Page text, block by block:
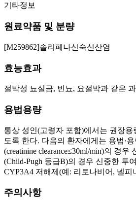
기타정보
원료약품 및 분량
[M259862]솔리페나신숙신산염
효능효과
절박성 뇨실금, 빈뇨, 요절박과 같은
용법용량
통상 성인(고령자 포함)에서는 권장
도록 한다. 다음의 환자에게는 용법·
(creatinine clearance≤30ml/min)의 경
(Child-Pugh 등급B)의 경우 신중한 투
CYP3A4 저해제(예: 리토나비어, 넬
주의사항